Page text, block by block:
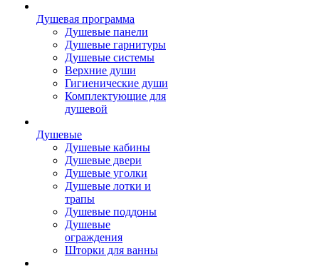
Душевая программа
Душевые панели
Душевые гарнитуры
Душевые системы
Верхние души
Гигиенические души
Комплектующие для
душевой
Душевые
Душевые кабины
Душевые двери
Душевые уголки
Душевые лотки и
трапы
Душевые поддоны
Душевые
ограждения
Шторки для ванны